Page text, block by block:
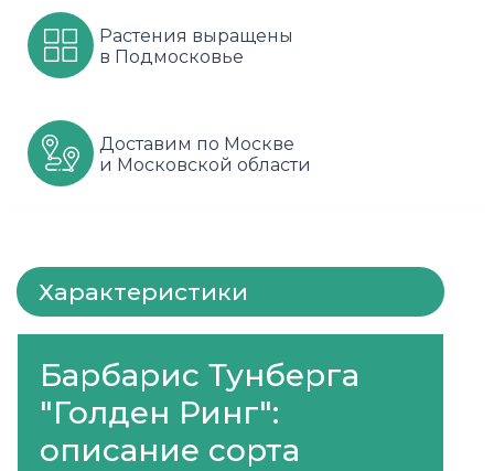
Яблони
Черника
Шиповник
Флорибунда
Чайно гибридные
Штамбовые
Растения выращены
в Подмосковье
Доставим по Москве
и Московской области
Характеристики
Барбарис Тунберга
"Голден Ринг":
описание сорта